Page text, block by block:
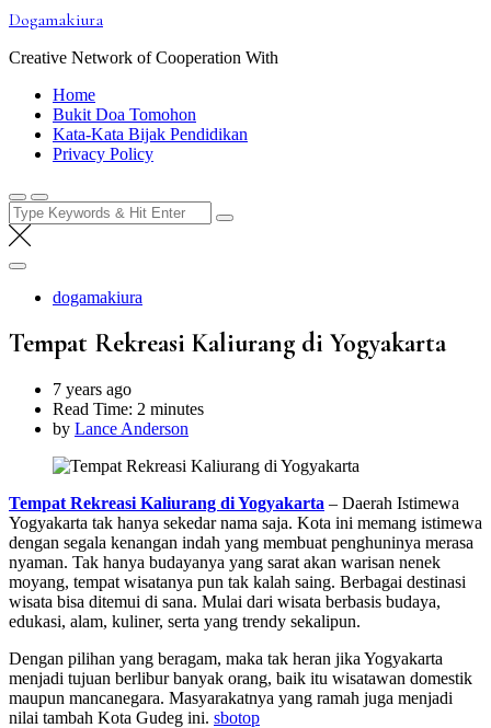
Skip
content
Dogamakiura
Creative Network of Cooperation With
Home
Bukit Doa Tomohon
Kata-Kata Bijak Pendidikan
Privacy Policy
Search
for:
dogamakiura
Tempat Rekreasi Kaliurang di Yogyakarta
7 years ago
Read Time: 2 minutes
by Lance Anderson
Tempat Rekreasi Kaliurang di Yogyakarta – Daerah Istimewa
Yogyakarta tak hanya sekedar nama saja. Kota ini memang istimewa
dengan segala kenangan indah yang membuat penghuninya merasa
nyaman. Tak hanya budayanya yang sarat akan warisan nenek
moyang, tempat wisatanya pun tak kalah saing. Berbagai destinasi
wisata bisa ditemui di sana. Mulai dari wisata berbasis budaya,
edukasi, alam, kuliner, serta yang trendy sekalipun.
Dengan pilihan yang beragam, maka tak heran jika Yogyakarta
menjadi tujuan berlibur banyak orang, baik itu wisatawan domestik
maupun mancanegara. Masyarakatnya yang ramah juga menjadi
nilai tambah Kota Gudeg ini. sbotop